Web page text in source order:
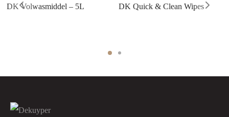
DK Volwasmiddel – 5L DK Quick & Clean Wipes